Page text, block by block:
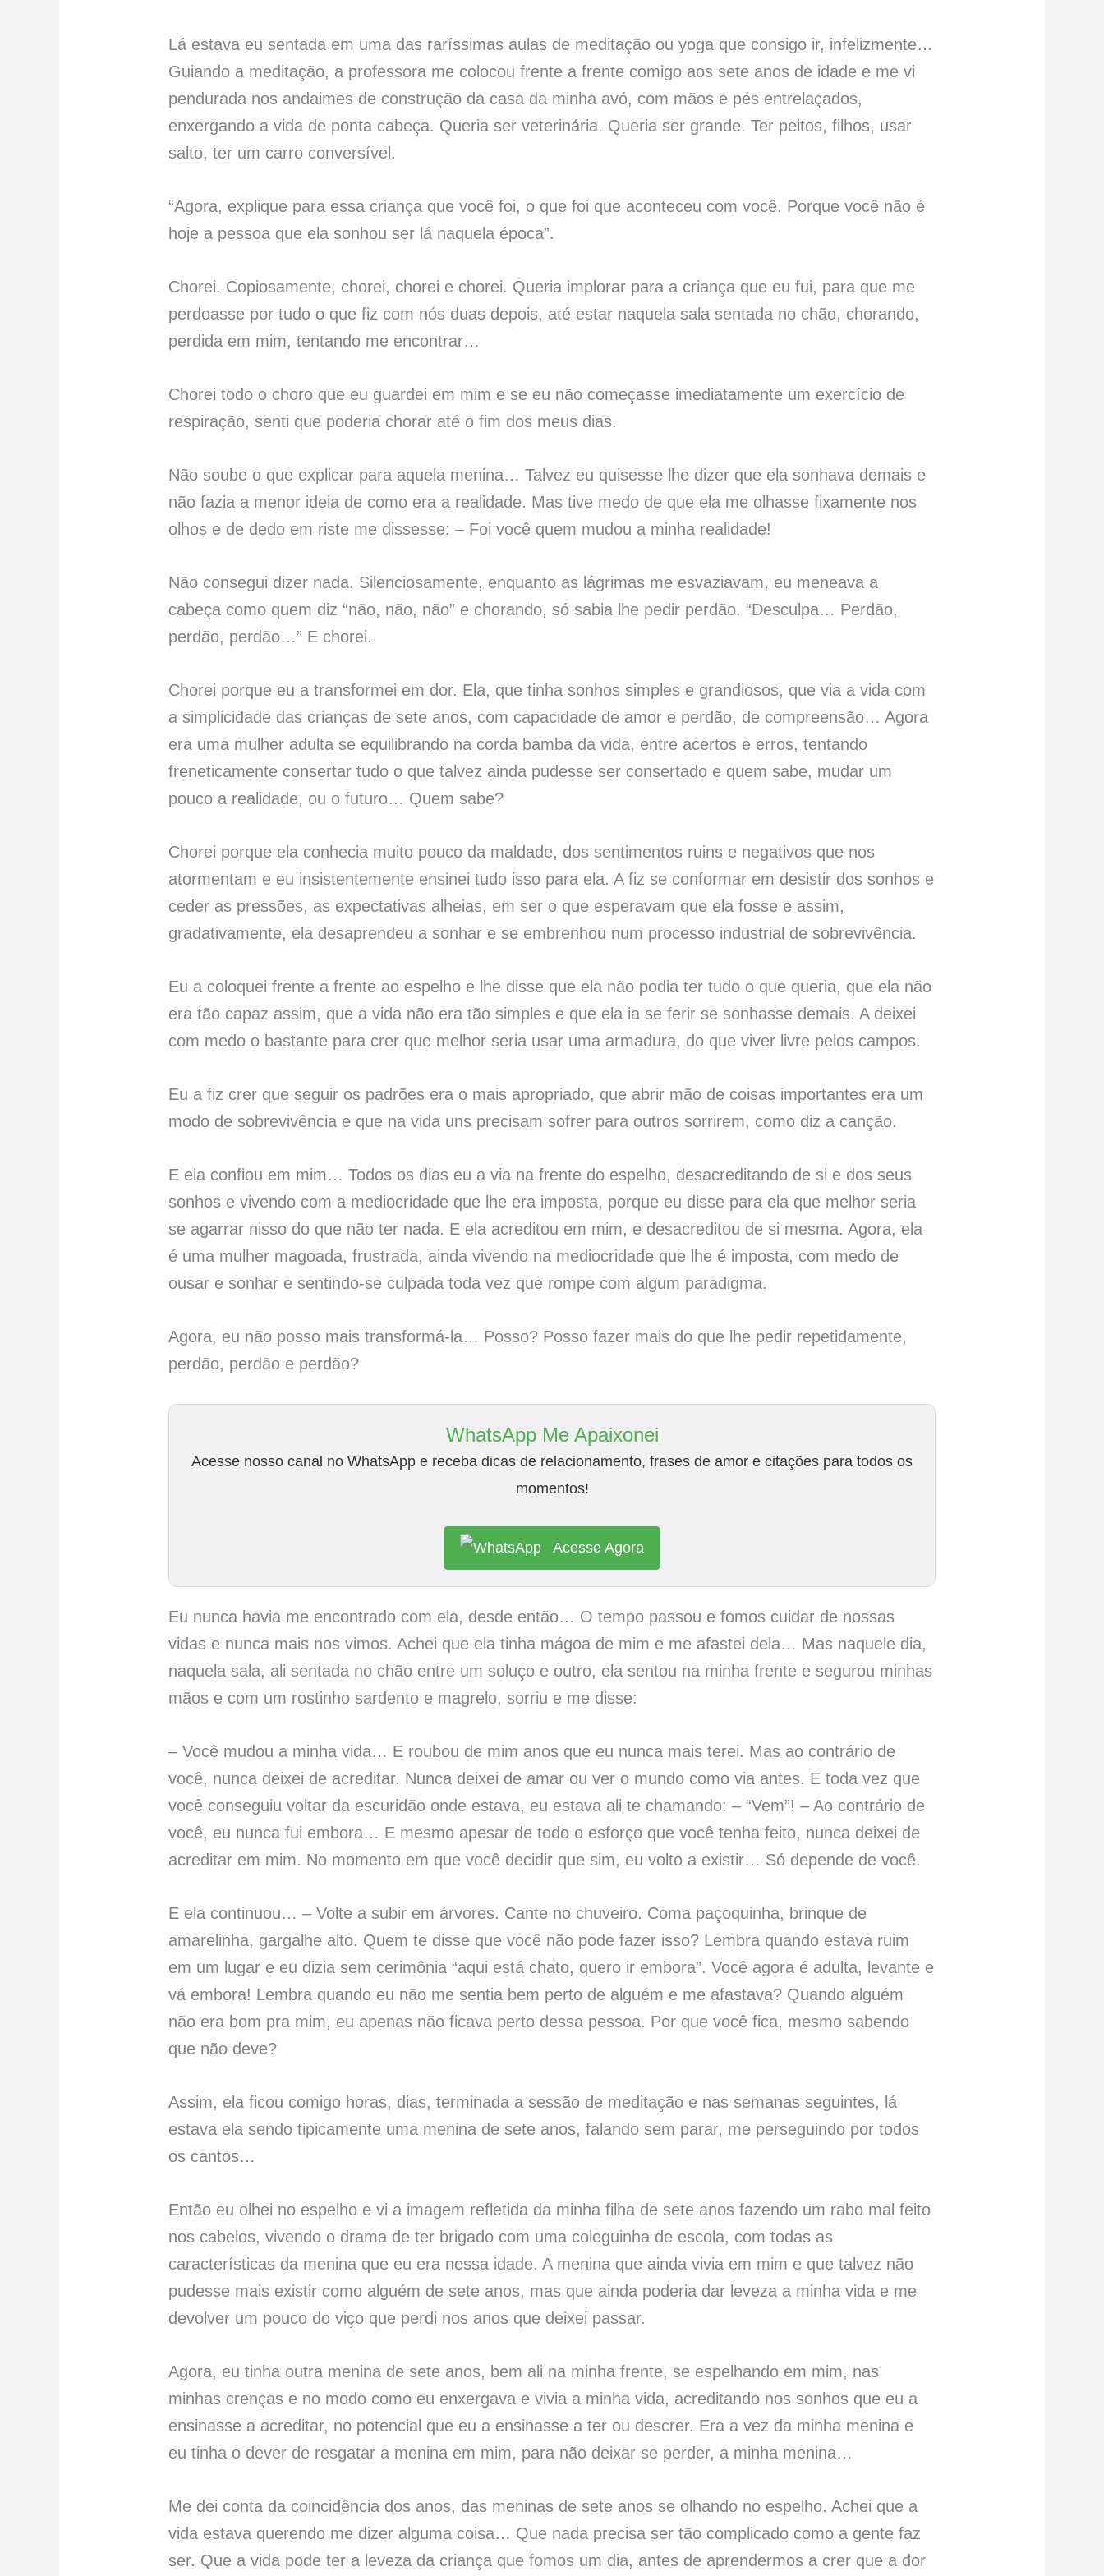
Lá estava eu sentada em uma das raríssimas aulas de meditação ou yoga que consigo ir, infelizmente…
Guiando a meditação, a professora me colocou frente a frente comigo aos sete anos de idade e me vi
pendurada nos andaimes de construção da casa da minha avó, com mãos e pés entrelaçados,
enxergando a vida de ponta cabeça. Queria ser veterinária. Queria ser grande. Ter peitos, filhos, usar
salto, ter um carro conversível.
“Agora, explique para essa criança que você foi, o que foi que aconteceu com você. Porque você não é
hoje a pessoa que ela sonhou ser lá naquela época”.
Chorei. Copiosamente, chorei, chorei e chorei. Queria implorar para a criança que eu fui, para que me
perdoasse por tudo o que fiz com nós duas depois, até estar naquela sala sentada no chão, chorando,
perdida em mim, tentando me encontrar…
Chorei todo o choro que eu guardei em mim e se eu não começasse imediatamente um exercício de
respiração, senti que poderia chorar até o fim dos meus dias.
Não soube o que explicar para aquela menina… Talvez eu quisesse lhe dizer que ela sonhava demais e
não fazia a menor ideia de como era a realidade. Mas tive medo de que ela me olhasse fixamente nos
olhos e de dedo em riste me dissesse: – Foi você quem mudou a minha realidade!
Não consegui dizer nada. Silenciosamente, enquanto as lágrimas me esvaziavam, eu meneava a
cabeça como quem diz “não, não, não” e chorando, só sabia lhe pedir perdão. “Desculpa… Perdão,
perdão, perdão…” E chorei.
Chorei porque eu a transformei em dor. Ela, que tinha sonhos simples e grandiosos, que via a vida com
a simplicidade das crianças de sete anos, com capacidade de amor e perdão, de compreensão… Agora
era uma mulher adulta se equilibrando na corda bamba da vida, entre acertos e erros, tentando
freneticamente consertar tudo o que talvez ainda pudesse ser consertado e quem sabe, mudar um
pouco a realidade, ou o futuro… Quem sabe?
Chorei porque ela conhecia muito pouco da maldade, dos sentimentos ruins e negativos que nos
atormentam e eu insistentemente ensinei tudo isso para ela. A fiz se conformar em desistir dos sonhos e
ceder as pressões, as expectativas alheias, em ser o que esperavam que ela fosse e assim,
gradativamente, ela desaprendeu a sonhar e se embrenhou num processo industrial de sobrevivência.
Eu a coloquei frente a frente ao espelho e lhe disse que ela não podia ter tudo o que queria, que ela não
era tão capaz assim, que a vida não era tão simples e que ela ia se ferir se sonhasse demais. A deixei
com medo o bastante para crer que melhor seria usar uma armadura, do que viver livre pelos campos.
Eu a fiz crer que seguir os padrões era o mais apropriado, que abrir mão de coisas importantes era um
modo de sobrevivência e que na vida uns precisam sofrer para outros sorrirem, como diz a canção.
E ela confiou em mim… Todos os dias eu a via na frente do espelho, desacreditando de si e dos seus
sonhos e vivendo com a mediocridade que lhe era imposta, porque eu disse para ela que melhor seria
se agarrar nisso do que não ter nada. E ela acreditou em mim, e desacreditou de si mesma. Agora, ela
é uma mulher magoada, frustrada, ainda vivendo na mediocridade que lhe é imposta, com medo de
ousar e sonhar e sentindo-se culpada toda vez que rompe com algum paradigma.
Agora, eu não posso mais transformá-la… Posso? Posso fazer mais do que lhe pedir repetidamente,
perdão, perdão e perdão?
WhatsApp Me Apaixonei
Acesse nosso canal no WhatsApp e receba dicas de relacionamento, frases de amor e citações para todos os
momentos!
Acesse Agora
Eu nunca havia me encontrado com ela, desde então… O tempo passou e fomos cuidar de nossas
vidas e nunca mais nos vimos. Achei que ela tinha mágoa de mim e me afastei dela… Mas naquele dia,
naquela sala, ali sentada no chão entre um soluço e outro, ela sentou na minha frente e segurou minhas
mãos e com um rostinho sardento e magrelo, sorriu e me disse:
– Você mudou a minha vida… E roubou de mim anos que eu nunca mais terei. Mas ao contrário de
você, nunca deixei de acreditar. Nunca deixei de amar ou ver o mundo como via antes. E toda vez que
você conseguiu voltar da escuridão onde estava, eu estava ali te chamando: – “Vem”! – Ao contrário de
você, eu nunca fui embora… E mesmo apesar de todo o esforço que você tenha feito, nunca deixei de
acreditar em mim. No momento em que você decidir que sim, eu volto a existir… Só depende de você.
E ela continuou… – Volte a subir em árvores. Cante no chuveiro. Coma paçoquinha, brinque de
amarelinha, gargalhe alto. Quem te disse que você não pode fazer isso? Lembra quando estava ruim
em um lugar e eu dizia sem cerimônia “aqui está chato, quero ir embora”. Você agora é adulta, levante e
vá embora! Lembra quando eu não me sentia bem perto de alguém e me afastava? Quando alguém
não era bom pra mim, eu apenas não ficava perto dessa pessoa. Por que você fica, mesmo sabendo
que não deve?
Assim, ela ficou comigo horas, dias, terminada a sessão de meditação e nas semanas seguintes, lá
estava ela sendo tipicamente uma menina de sete anos, falando sem parar, me perseguindo por todos
os cantos…
Então eu olhei no espelho e vi a imagem refletida da minha filha de sete anos fazendo um rabo mal feito
nos cabelos, vivendo o drama de ter brigado com uma coleguinha de escola, com todas as
características da menina que eu era nessa idade. A menina que ainda vivia em mim e que talvez não
pudesse mais existir como alguém de sete anos, mas que ainda poderia dar leveza a minha vida e me
devolver um pouco do viço que perdi nos anos que deixei passar.
Agora, eu tinha outra menina de sete anos, bem ali na minha frente, se espelhando em mim, nas
minhas crenças e no modo como eu enxergava e vivia a minha vida, acreditando nos sonhos que eu a
ensinasse a acreditar, no potencial que eu a ensinasse a ter ou descrer. Era a vez da minha menina e
eu tinha o dever de resgatar a menina em mim, para não deixar se perder, a minha menina…
Me dei conta da coincidência dos anos, das meninas de sete anos se olhando no espelho. Achei que a
vida estava querendo me dizer alguma coisa… Que nada precisa ser tão complicado como a gente faz
ser. Que a vida pode ter a leveza da criança que fomos um dia, antes de aprendermos a crer que a dor